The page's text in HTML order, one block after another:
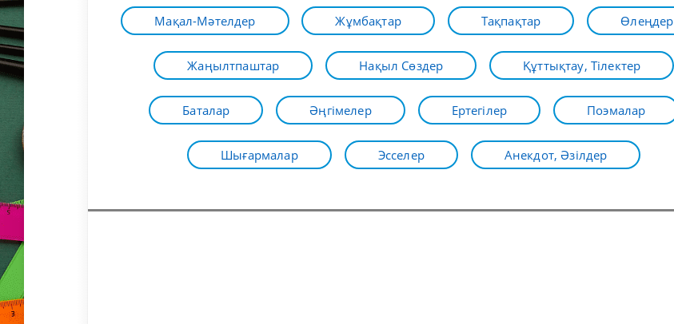
Мақал-Мәтелдер Жұмбақтар Тақпақтар Өлеңдер
Жаңылтпаштар Нақыл Сөздер Құттықтау, Тілектер
Баталар Әңгімелер Ертегілер Поэмалар
Шығармалар Эсселер Анекдот, Әзілдер